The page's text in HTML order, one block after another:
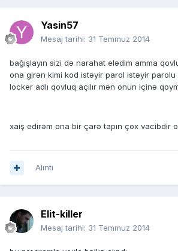
Yasin57
Mesaj tarihi: 31 Temmuz 2014
bağışlayın sizi də narahat elədim amma
ona girən kimi kod istəyir parol istəyir parolu
locker adlı qovluq açılır mən onun içinə
xaiş edirəm ona bir çarə tapın çox vacibdir
Alıntı
Elit-killer
Mesaj tarihi: 31 Temmuz 2014